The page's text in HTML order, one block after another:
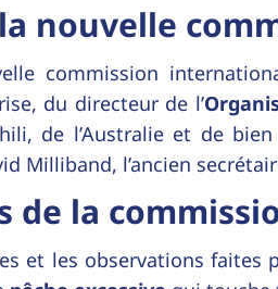
nouvelle
commission
du directeur de l’
de l’Australie et de
Milliband, l’ancien
de la
et les observations